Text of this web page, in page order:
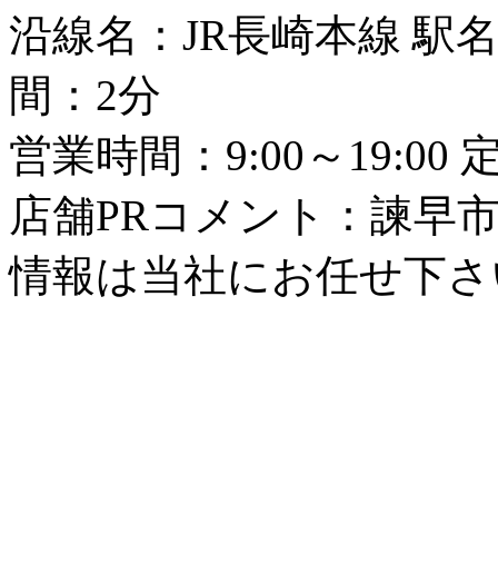
沿線名：JR長崎本線 駅
間：2分
営業時間：9:00～19:00
店舗PRコメント：諫早
情報は当社にお任せ下